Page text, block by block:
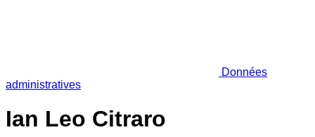
Données
administratives
Ian Leo Citraro